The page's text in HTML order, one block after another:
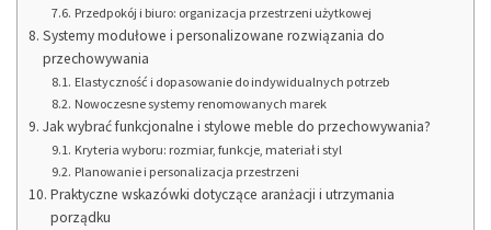
Przedpokój i biuro: organizacja przestrzeni użytkowej
Systemy modułowe i personalizowane rozwiązania do
przechowywania
Elastyczność i dopasowanie do indywidualnych potrzeb
Nowoczesne systemy renomowanych marek
Jak wybrać funkcjonalne i stylowe meble do przechowywania?
Kryteria wyboru: rozmiar, funkcje, materiał i styl
Planowanie i personalizacja przestrzeni
Praktyczne wskazówki dotyczące aranżacji i utrzymania
porządku